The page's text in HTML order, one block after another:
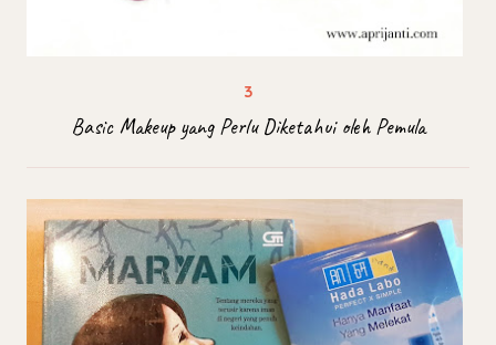
Basic Makeup yang Perlu Diketahui oleh Pemula